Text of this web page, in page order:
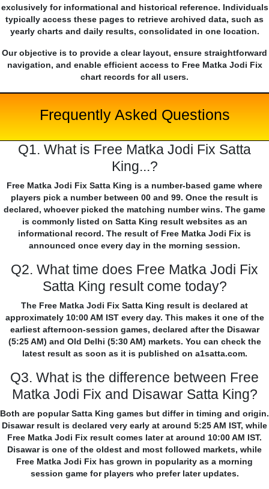
exclusively for informational and historical reference. Individuals
typically access these pages to retrieve archived data, such as
yearly charts and daily results, consolidated in one location.
Our objective is to provide a clear layout, ensure straightforward
navigation, and enable efficient access to Free Matka Jodi Fix
chart records for all users.
Frequently Asked Questions
Q1. What is Free Matka Jodi Fix Satta
King...?
Free Matka Jodi Fix Satta King is a number-based game where
players pick a number between 00 and 99. Once the result is
declared, whoever picked the matching number wins. The game
is commonly listed on Satta King result websites as an
informational record. The result of Free Matka Jodi Fix is
announced once every day in the morning session.
Q2. What time does Free Matka Jodi Fix
Satta King result come today?
The Free Matka Jodi Fix Satta King result is declared at
approximately 10:00 AM IST every day. This makes it one of the
earliest afternoon-session games, declared after the Disawar
(5:25 AM) and Old Delhi (5:30 AM) markets. You can check the
latest result as soon as it is published on a1satta.com.
Q3. What is the difference between Free
Matka Jodi Fix and Disawar Satta King?
Both are popular Satta King games but differ in timing and origin.
Disawar result is declared very early at around 5:25 AM IST, while
Free Matka Jodi Fix result comes later at around 10:00 AM IST.
Disawar is one of the oldest and most followed markets, while
Free Matka Jodi Fix has grown in popularity as a morning
session game for players who prefer later updates.